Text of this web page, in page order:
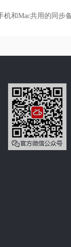
机和Mac共用的同步